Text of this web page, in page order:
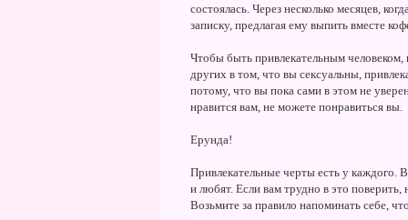
состоялась. Через несколько месяцев,
записку, предлагая ему выпить вместе
Чтобы быть привлекательным человеком,
других в том, что вы сексуальны,
потому, что вы пока сами в этом не
нравится вам, не можете понравиться вы.
Ерунда!
Привлекательные черты есть у каждого.
и любят. Если вам трудно в это
Возьмите за правило напоминать себе,